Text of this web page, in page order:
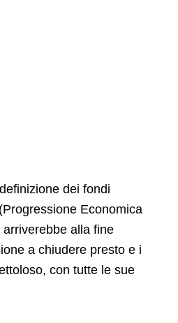
dei fondi
Economica
alla fine
a chiudere presto e i
con tutte le sue